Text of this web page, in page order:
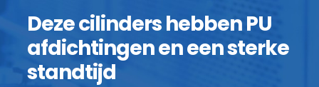
Deze cilinders hebben PU
afdichtingen en een sterke
standtijd